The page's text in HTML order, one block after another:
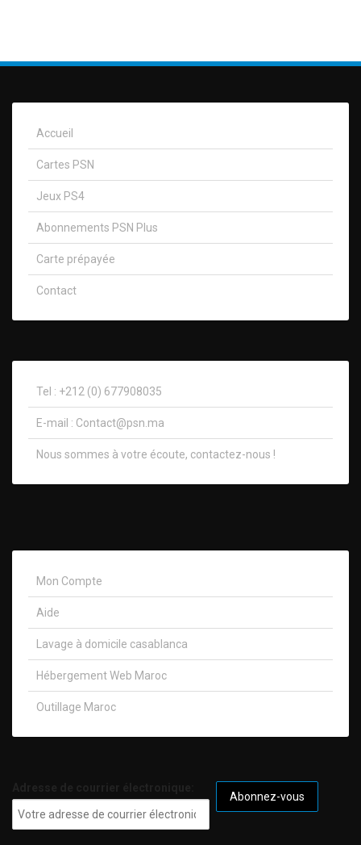
Accueil
Cartes PSN
Jeux PS4
Abonnements PSN Plus
Carte prépayée
Contact
Tel : +212 (0) 677908035
E-mail : Contact@psn.ma
Nous sommes à votre écoute, contactez-nous !​
Mon Compte
Aide
Lavage à domicile casablanca
Hébergement Web Maroc
Outillage Maroc